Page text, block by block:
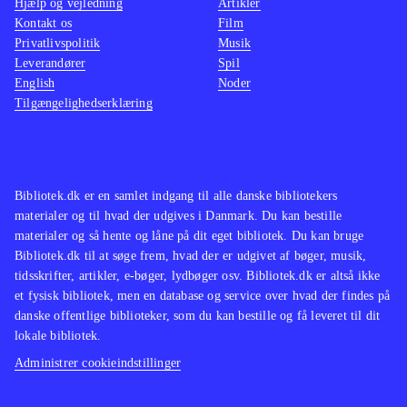
birds trilogy som indeholder alle de
originale baner plus "Rio" og
"Seasons"
Angry birds er stadig et fantastisk
underholdende koncept og med Star
Bibliotek.dk er en samlet indgang til alle danske bibliotekers
materialer og til hvad der udgives i Danmark. Du kan bestille
materialer og så hente og låne på dit eget bibliotek. Du kan bruge
Bibliotek.dk til at søge frem, hvad der er udgivet af bøger, musik,
tidsskrifter, artikler, e-bøger, lydbøger osv. Bibliotek.dk er altså ikke
et fysisk bibliotek, men en database og service over hvad der findes på
danske offentlige biblioteker, som du kan bestille og få leveret til dit
lokale bibliotek.
Administrer cookieindstillinger
Hjælp og vejledning
Kontakt os
Privatlivspolitik
Leverandører
English
Tilgængelighedserklæring
Artikler
Film
Musik
Spil
Noder